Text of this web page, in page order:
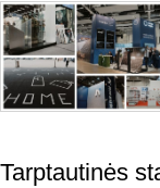
Tarptautinės